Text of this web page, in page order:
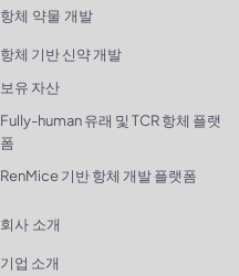
항체 약물 개발
항체 기반 신약 개발
보유 자산
Fully-human 유래 및 TCR 항체 플랫
폼
RenMice 기반 항체 개발 플랫폼
회사 소개
기업 소개